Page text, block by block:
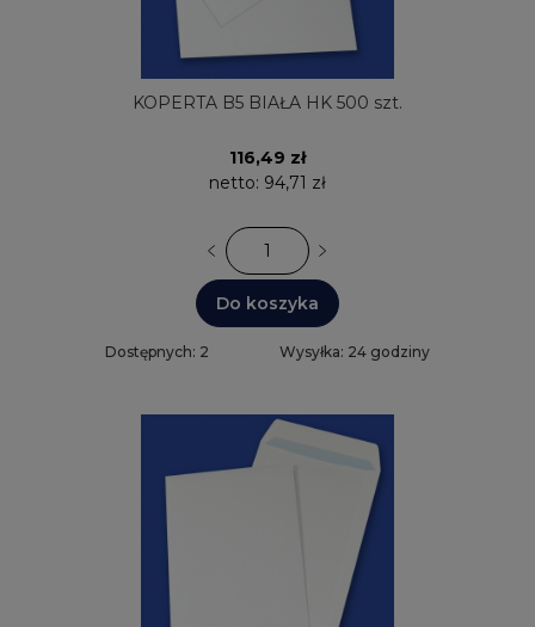
KOPERTA B5 BIAŁA HK 500 szt.
116,49 zł
netto: 94,71 zł
Do koszyka
Dostępnych: 2 Wysyłka: 24 godziny